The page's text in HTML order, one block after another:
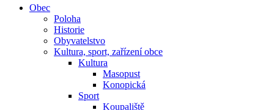
Obec
Poloha
Historie
Obyvatelstvo
Kultura, sport, zařízení obce
Kultura
Masopust
Konopická
Sport
Koupaliště